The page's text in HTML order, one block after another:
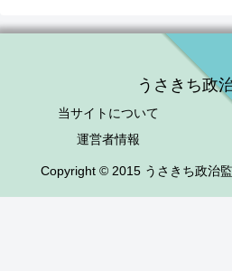
うさきち政
当サイトについて
運営者情報
Copyright © 2015 うさきち政治